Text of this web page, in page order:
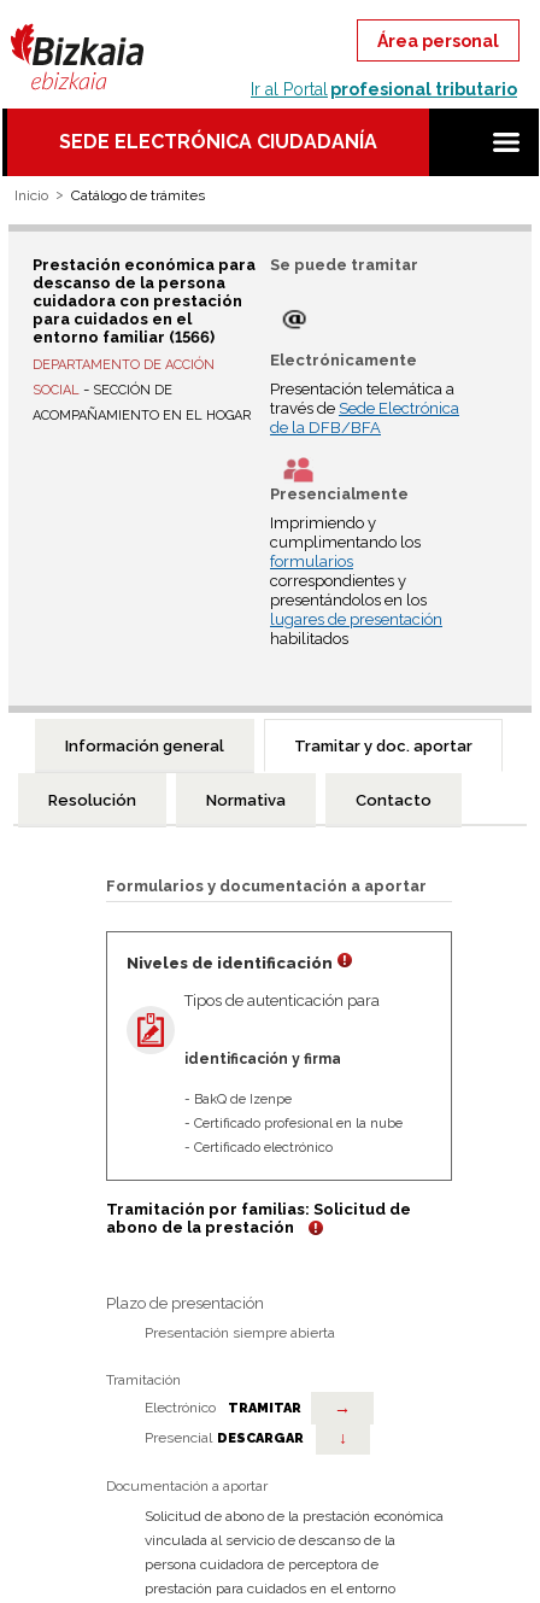
Ir al Portal profesional tributario
SEDE ELECTRÓNICA CIUDADANÍA
Inicio Catálogo de trámites
Prestación económica para
descanso de la persona
cuidadora con prestación
para cuidados en el
entorno familiar (1566)
DEPARTAMENTO DE ACCIÓN
SOCIAL- SECCIÓN DE
ACOMPAÑAMIENTO EN EL HOGAR
Se puede tramitar
Electrónicamente
Presentación telemática a
través de Sede Electrónica
de la DFB/BFA
Presencialmente
Imprimiendo y
cumplimentando los
formularios
correspondientes y
presentándolos en los
lugares de presentación
habilitados
Información general Tramitar y doc. aportar
Resolución Normativa Contacto
Formularios y documentación a aportar
Niveles de identificación
Tipos de autenticación para
identificación y firma
BakQ de Izenpe
Certificado profesional en la nube
Certificado electrónico
Tramitación por familias: Solicitud de
abono de la prestación
Plazo de presentación
Presentación siempre abierta
Tramitación
Electrónico
TRAMITAR →
Presencial DESCARGAR ↓
Documentación a aportar
Solicitud de abono de la prestación económica
vinculada al servicio de descanso de la
persona cuidadora de perceptora de
prestación para cuidados en el entorno